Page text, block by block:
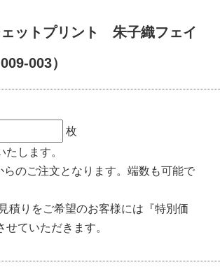
ットプリント 朱子織フェイ
003）
枚
たします。
らのご注文となります。端数も可能で
積りをご希望のお客様には『特別価
ていただきます。